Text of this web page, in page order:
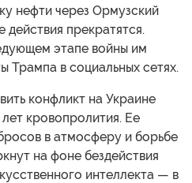
нефти через Ормузский
действия прекратятся.
этапе войны им
Трампа в социальных сетях.
конфликт на Украине
кровопролития. Ее
в атмосферу и борьбе
на фоне бездействия
интеллекта — в